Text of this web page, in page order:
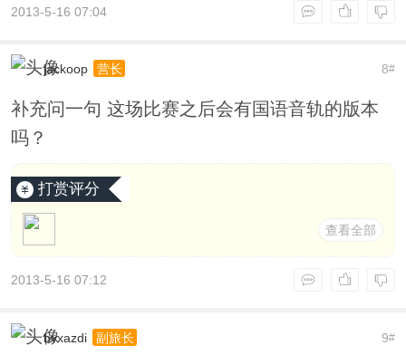
2013-5-16 07:04
8#
jackoop 营长
补充问一句 这场比赛之后会有国语音轨的版本
吗？
打赏评分
查看全部
2013-5-16 07:12
9#
bvxazdi 副旅长